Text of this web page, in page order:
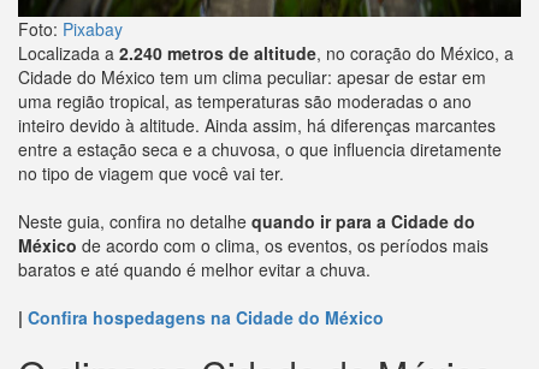
Foto: Pixabay
Localizada a 2.240 metros de altitude, no coração do México, a
Cidade do México tem um clima peculiar: apesar de estar em
uma região tropical, as temperaturas são moderadas o ano
inteiro devido à altitude. Ainda assim, há diferenças marcantes
entre a estação seca e a chuvosa, o que influencia diretamente
no tipo de viagem que você vai ter.
Neste guia, confira no detalhe quando ir para a Cidade do
México de acordo com o clima, os eventos, os períodos mais
baratos e até quando é melhor evitar a chuva.
| Confira hospedagens na Cidade do México